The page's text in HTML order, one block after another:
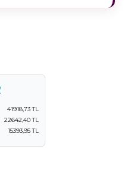
41918,73 TL
22642,40 TL
15393,95 TL